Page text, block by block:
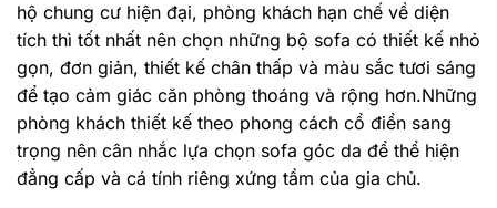
hộ chung cư hiện đại, phòng khách hạn chế về diện
tích thì tốt nhất nên chọn những bộ sofa có thiết kế nhỏ
gọn, đơn giản, thiết kế chân thấp và màu sắc tươi sáng
để tạo cảm giác căn phòng thoáng và rộng hơn.Những
phòng khách thiết kế theo phong cách cổ điển sang
trọng nên cân nhắc lựa chọn sofa góc da để thể hiện
đẳng cấp và cá tính riêng xứng tầm của gia chủ.